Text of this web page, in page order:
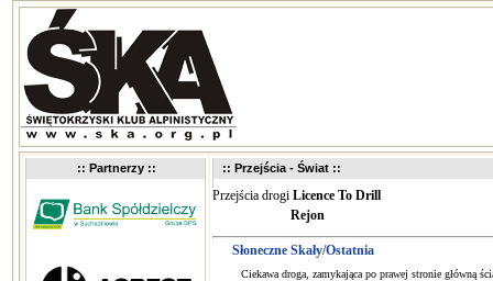
:: Partnerzy :: :: Przejścia - Świat ::
Przejścia drogi Licence To Drill
Rejon
Słoneczne Skały/Ostatnia
Ciekawa droga, zamykająca po prawej stronie główną